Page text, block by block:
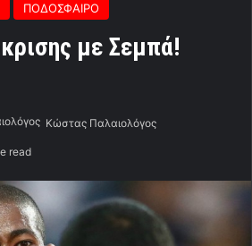
ΠΟΔΟΣΦΑΙΡΟ
με Σεμπά!
Κώστας Παλαιολόγος
read